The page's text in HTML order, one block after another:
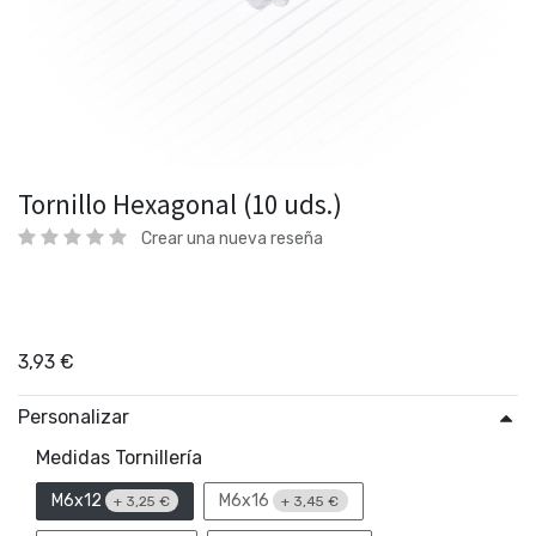
Tornillo Hexagonal (10 uds.)
Crear una nueva reseña
3,93 €
Personalizar
Medidas Tornillería
M6x12 + 3,25 € M6x16 + 3,45 €